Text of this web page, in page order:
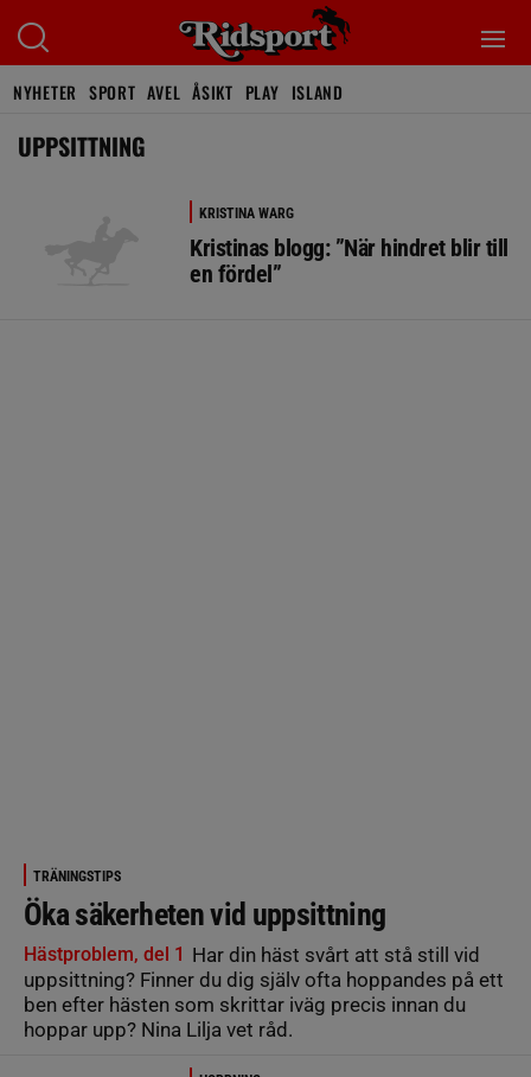
NYHETER SPORT AVEL ÅSIKT PLAY ISLAND
UPPSITTNING
KRISTINA WARG
Kristinas blogg: ”När hindret blir till
en fördel”
TRÄNINGSTIPS
Öka säkerheten vid uppsittning
Hästproblem, del 1 Har din häst svårt att stå still vid
uppsittning? Finner du dig själv ofta hoppandes på ett
ben efter hästen som skrittar iväg precis innan du
hoppar upp? Nina Lilja vet råd.